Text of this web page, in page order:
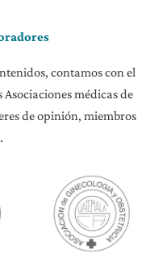
contamos con el
médicas de
de opinión, miembros